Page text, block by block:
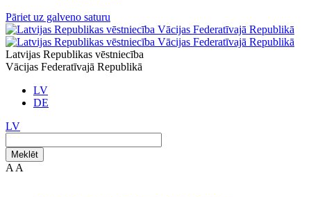
Pāriet uz galveno saturu
Latvijas Republikas vēstniecība
Vācijas Federatīvajā Republikā
LV
DE
LV
Meklēt
A A